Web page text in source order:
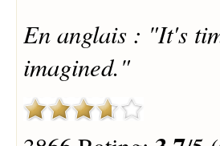
En anglais : "It's
imagined."